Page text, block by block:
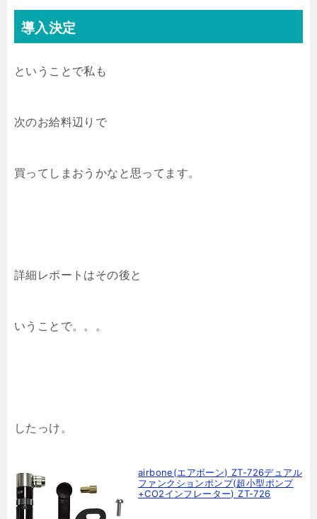
導入決定
ということで私も
次のお給料辺りで
買ってしまおうかなと思ってます。
詳細レポートはその後と
いうことで。。。
したっけ。
airbone(エアボーン) ZT-726デュアル
ファンクションポンプ(超小型ポンプ
+CO2インフレーター) ZT-726